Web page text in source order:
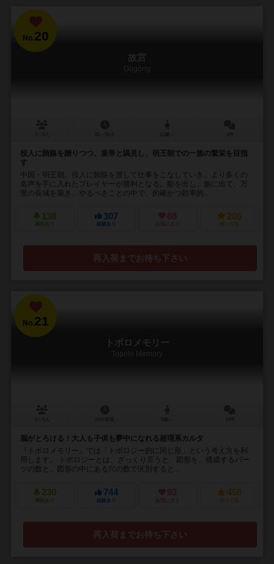
No.20
故宮
Gùgōng
役人に賄賂を贈りつつ、皇帝と謁見し、明王朝での一族の繁栄を目指
す
中国・明王朝。役人に賄賂を渡して仕事をこなしていき、より多くの
名声を手に入れたプレイヤーが勝利となる。船を出し、旅に出て、万
里の長城を築き…やるべきことの中で、的確かつ効率的...
138
興味あり
307
経験あり
68
お気に入り
205
持ってる
再入荷までお待ち下さい
No.21
トポロメモリー
Topolo Memory
脳がとろける！大人も子供も夢中になれる超理系カルタ
『トポロメモリー』では「トポロジー的に同じ形」という考え方を利
用します。 トポロジーとは、ざっくり言うと、図形を、構成するパー
ツの数と、図形の中にある穴の数で区別すると...
230
興味あり
744
経験あり
93
お気に入り
458
持ってる
再入荷までお待ち下さい